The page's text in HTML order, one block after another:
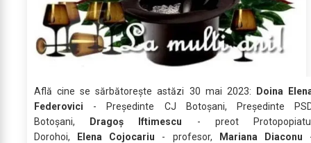
Află cine se sărbătoreşte astăzi 30 mai 2023:
Doina
Federovici - Președinte CJ Botoșani, Președinte
Botoșani,
Dragoș Iftimescu - preot
Dorohoi,
Elena Cojocariu - profesor, Mariana Diaconu